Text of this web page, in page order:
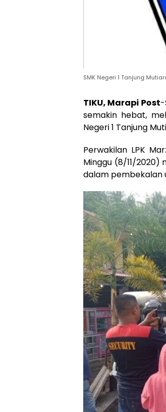
SMK Negeri 1 Tanjung
TIKU, Marapi Post-
semakin hebat,
Negeri 1 Tanjung
Perwakilan LPK
Minggu (8/11/2020)
dalam pembekalan